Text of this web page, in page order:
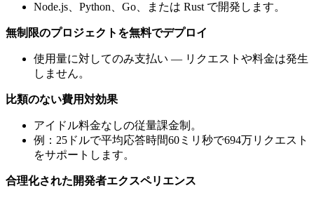
Node.js、Python、Go、または Rust で開発します。
無制限のプロジェクトを無料でデプロイ
使用量に対してのみ支払い — リクエストや料金は発生
しません。
比類のない費用対効果
アイドル料金なしの従量課金制。
例：25ドルで平均応答時間60ミリ秒で694万リクエスト
をサポートします。
合理化された開発者エクスペリエンス